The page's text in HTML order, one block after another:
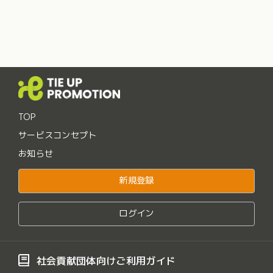
TOP
サービスコンセプト
お知らせ
新規登録
ログイン
社会貢献団体向けご利用ガイド